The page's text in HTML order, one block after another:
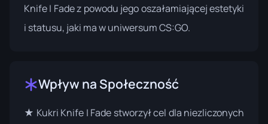
Knife | Fade z powodu jego oszałamiającej estetyki
i statusu, jaki ma w uniwersum CS:GO.
Wpływ na Społeczność
★ Kukri Knife | Fade stworzył cel dla niezliczonych